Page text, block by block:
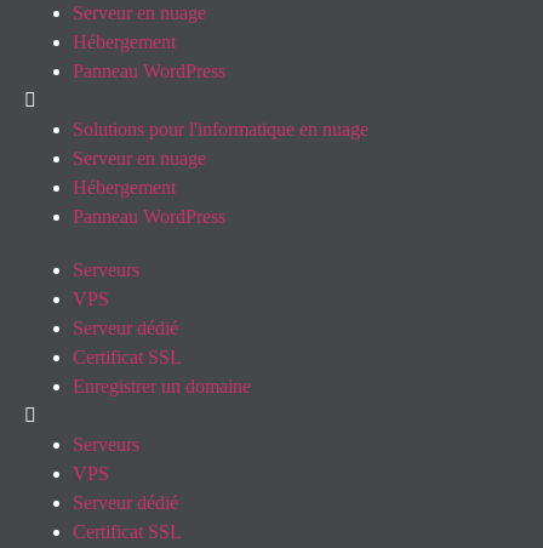
Serveur en nuage
Hébergement
Panneau WordPress
Solutions pour l'informatique en nuage
Serveur en nuage
Hébergement
Panneau WordPress
Serveurs
VPS
Serveur dédié
Certificat SSL
Enregistrer un domaine
Serveurs
VPS
Serveur dédié
Certificat SSL